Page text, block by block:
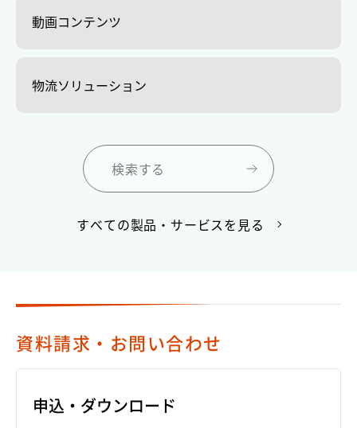
動画コンテンツ
物流ソリューション
検索する
すべての製品・サービスを見る
資料請求・お問い合わせ
申込・ダウンロード